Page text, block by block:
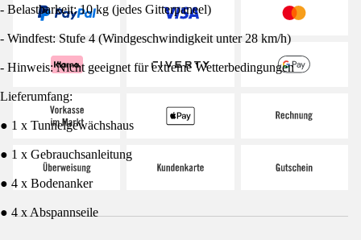
- Belastbarkeit: 10 kg (jedes Gitterpaneel)
- Windfest: Stufe 4 (Windgeschwindigkeit unter 28 km/h)
- Hinweis: Nicht geeignet für extreme Wetterbedingungen
Lieferumfang:
● 1 x Tunnelgewächshaus
● 1 x Gebrauchsanleitung
● 4 x Bodenanker
● 4 x Abspannseile